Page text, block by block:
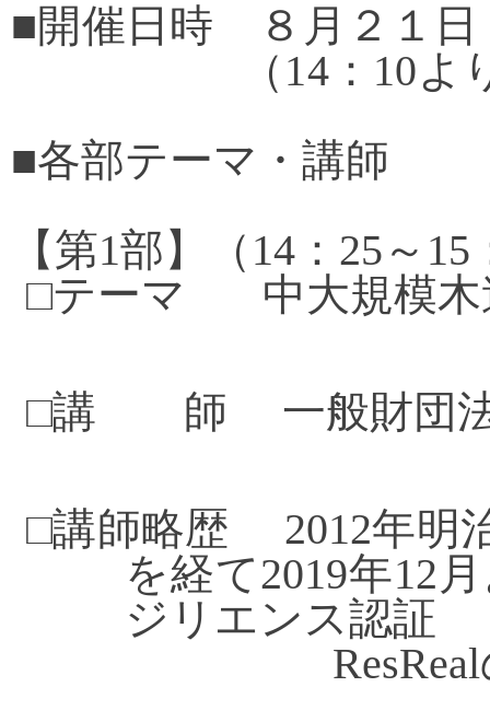
■開催日時 ８ 月２１
（ 14： 10よ
■各部テーマ・講師
【第1部】（ 14 ： 25 ～ 15
□テーマ 中大規模木
□講 師
一般財団
□講師略歴 2012年明
を経て2019年12
ジリエンス認証
ResRealの開